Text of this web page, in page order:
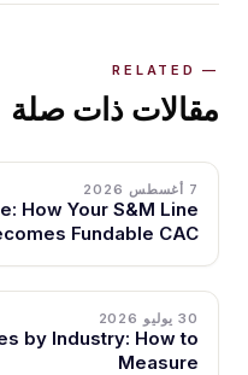
ذات صلة
How Your S&M Line
Becomes Fundable CAC
by Industry: How to
Measure